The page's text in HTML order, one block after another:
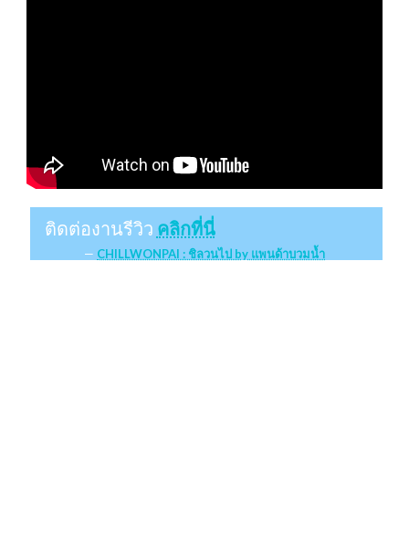
ติดต่องานรีวิว คลิกที่นี่
CHILLWONPAI : ชิลวนไป by แพนด้าบวมน้ำ